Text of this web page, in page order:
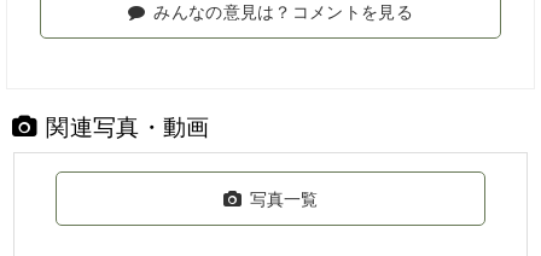
みんなの意見は？コメントを見る
関連写真・動画
写真一覧